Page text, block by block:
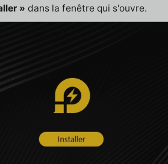
» dans la fenêtre qui s'ouvre.